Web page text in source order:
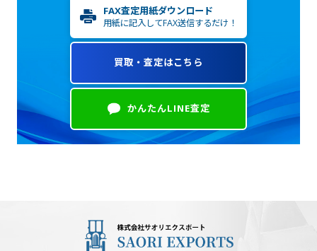
FAX査定用紙ダウンロード
用紙に記入してFAX送信するだけ！
買取・査定はこちら
かんたんLINE査定